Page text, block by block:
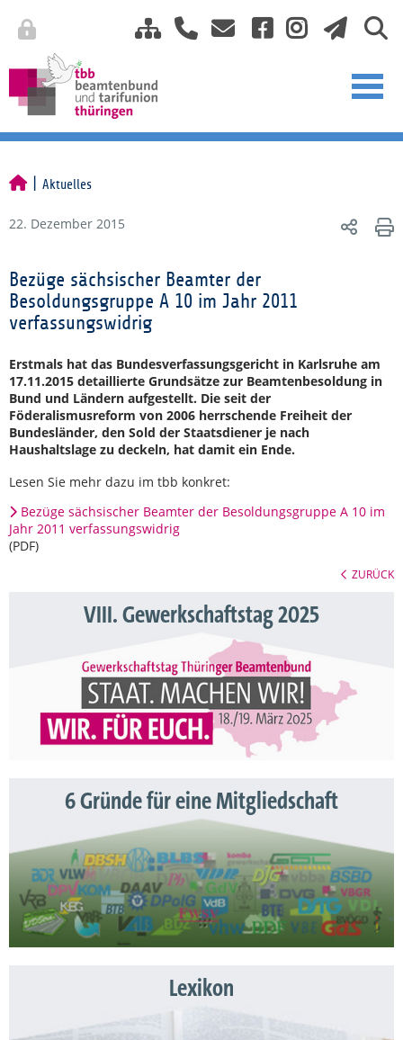
Aktuelles
22. Dezember 2015
Bezüge sächsischer Beamter der
Besoldungsgruppe A 10 im Jahr 2011
verfassungswidrig
Erstmals hat das Bundesverfassungsgericht in Karlsruhe am
17.11.2015 detaillierte Grundsätze zur Beamtenbesoldung in
Bund und Ländern aufgestellt. Die seit der
Föderalismusreform von 2006 herrschende Freiheit der
Bundesländer, den Sold der Staatsdiener je nach
Haushaltslage zu deckeln, hat damit ein Ende.
Lesen Sie mehr dazu im tbb konkret:
Bezüge sächsischer Beamter der Besoldungsgruppe A 10 im
Jahr 2011 verfassungswidrig
(PDF)
ZURÜCK
VIII. Gewerkschaftstag 2025
6 Gründe für eine Mitgliedschaft
Lexikon